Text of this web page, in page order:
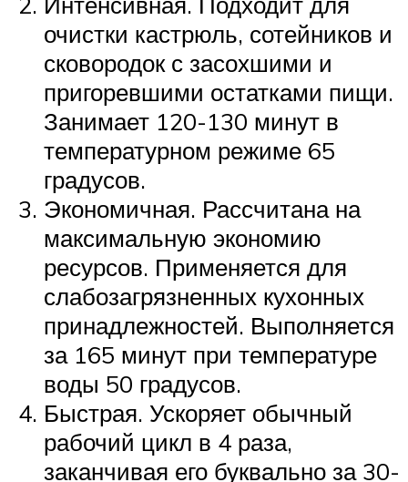
очистки кастрюль, сотейников и
сковородок с засохшими и
пригоревшими остатками пищи.
Занимает 120-130 минут в
температурном режиме 65
градусов.
Экономичная. Рассчитана на
максимальную экономию
ресурсов. Применяется для
слабозагрязненных кухонных
принадлежностей. Выполняется
за 165 минут при температуре
воды 50 градусов.
Быстрая. Ускоряет обычный
рабочий цикл в 4 раза,
заканчивая его буквально за 30-